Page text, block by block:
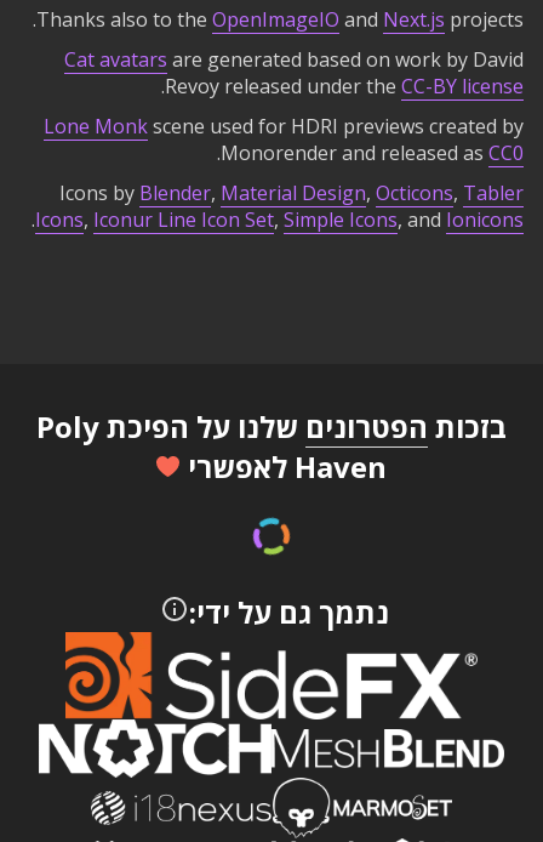
Thanks also to the OpenImageIO and Next.js projects.
Cat avatars are generated based on work by David
Revoy released under the CC-BY license
.
Lone Monkscene used for HDRI previews created by
Monorender and released as CC0
.
Icons by Blender, Material Design, Octicons, Tabler
Icons, Iconur Line Icon Set, Simple Icons, and Ionicons
.
בזכות הפטרונים
שלנו על הפיכת Poly
Haven לאפשרי
נתמך גם על ידי: